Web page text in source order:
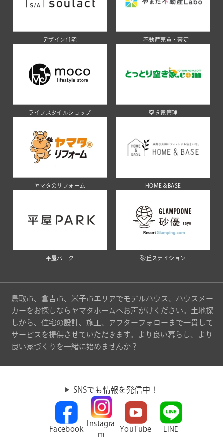
デザイン住宅 不動産売買・査定
ライフスタイルショップ 空き家管理
ヤマタのリフォーム HOME＆BASE
平屋パーク 砂丘ステイション
鳥取市、倉吉市、米子市エリアでモデルハウス、ハウスメー
カーをお探しならヤマタホームへお声がけください。土地探
しから、住宅の設計、施工、アフターフォローまで一貫して
サービスを提供させていただきます。より良い暮らし、より
良い家づくりを一緒に始めませんか？
SNSでも情報を発信中！
Facebook
Instagra
m
YouTube LINE